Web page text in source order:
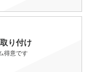
り付け
得意です